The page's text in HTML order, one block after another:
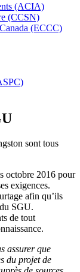
(ACIA)
(CCSN)
(ECCC)
sont tous
octobre 2016 pour
exigences.
afin qu’ils
SGU.
de tout
assurer que
du projet de